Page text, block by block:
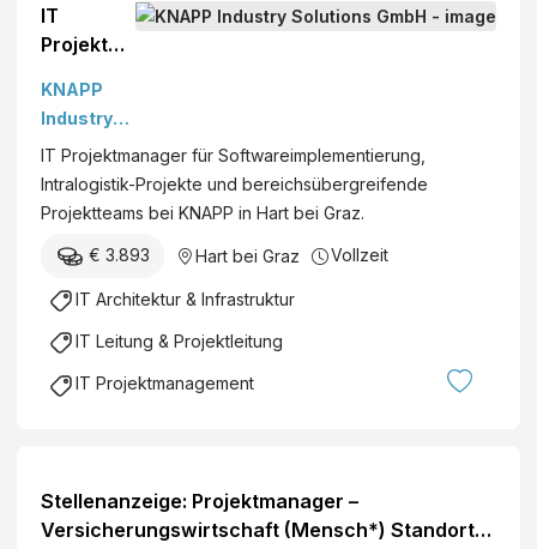
IT
Projektm
(m/w/d)
KNAPP
Industry
Solutions
GmbH
IT Projektmanager für Softwareimplementierung,
Intralogistik-Projekte und bereichsübergreifende
Projektteams bei KNAPP in Hart bei Graz.
€ 3.893 Hart bei Graz Vollzeit
IT Architektur & Infrastruktur
IT Leitung & Projektleitung
IT Projektmanagement
Stellenanzeige: Projektmanager –
Versicherungswirtschaft (Mensch*) Standorte: